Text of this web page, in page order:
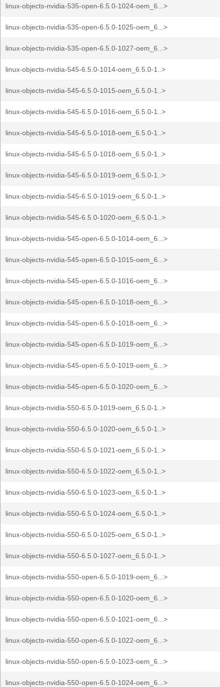
linux-objects-nvidia-535-open-6.5.0-1024-oem_6...>
linux-objects-nvidia-535-open-6.5.0-1025-oem_6...>
linux-objects-nvidia-535-open-6.5.0-1027-oem_6...>
linux-objects-nvidia-545-6.5.0-1014-oem_6.5.0-1..>
linux-objects-nvidia-545-6.5.0-1015-oem_6.5.0-1..>
linux-objects-nvidia-545-6.5.0-1016-oem_6.5.0-1..>
linux-objects-nvidia-545-6.5.0-1018-oem_6.5.0-1..>
linux-objects-nvidia-545-6.5.0-1018-oem_6.5.0-1..>
linux-objects-nvidia-545-6.5.0-1019-oem_6.5.0-1..>
linux-objects-nvidia-545-6.5.0-1019-oem_6.5.0-1..>
linux-objects-nvidia-545-6.5.0-1020-oem_6.5.0-1..>
linux-objects-nvidia-545-open-6.5.0-1014-oem_6...>
linux-objects-nvidia-545-open-6.5.0-1015-oem_6...>
linux-objects-nvidia-545-open-6.5.0-1016-oem_6...>
linux-objects-nvidia-545-open-6.5.0-1018-oem_6...>
linux-objects-nvidia-545-open-6.5.0-1018-oem_6...>
linux-objects-nvidia-545-open-6.5.0-1019-oem_6...>
linux-objects-nvidia-545-open-6.5.0-1019-oem_6...>
linux-objects-nvidia-545-open-6.5.0-1020-oem_6...>
linux-objects-nvidia-550-6.5.0-1019-oem_6.5.0-1..>
linux-objects-nvidia-550-6.5.0-1020-oem_6.5.0-1..>
linux-objects-nvidia-550-6.5.0-1021-oem_6.5.0-1..>
linux-objects-nvidia-550-6.5.0-1022-oem_6.5.0-1..>
linux-objects-nvidia-550-6.5.0-1023-oem_6.5.0-1..>
linux-objects-nvidia-550-6.5.0-1024-oem_6.5.0-1..>
linux-objects-nvidia-550-6.5.0-1025-oem_6.5.0-1..>
linux-objects-nvidia-550-6.5.0-1027-oem_6.5.0-1..>
linux-objects-nvidia-550-open-6.5.0-1019-oem_6...>
linux-objects-nvidia-550-open-6.5.0-1020-oem_6...>
linux-objects-nvidia-550-open-6.5.0-1021-oem_6...>
linux-objects-nvidia-550-open-6.5.0-1022-oem_6...>
linux-objects-nvidia-550-open-6.5.0-1023-oem_6...>
linux-objects-nvidia-550-open-6.5.0-1024-oem_6...>